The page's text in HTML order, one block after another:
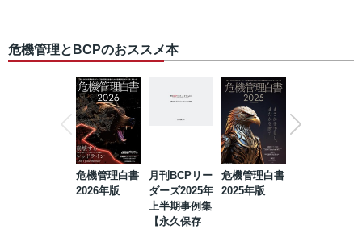
危機管理とBCPのおススメ本
危機管理白書
2026年版
月刊BCPリー
ダーズ2025年
上半期事例集
【永久保存
危機管理白書
2025年版